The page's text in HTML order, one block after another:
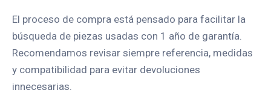
El proceso de compra está pensado para facilitar la
búsqueda de piezas usadas con 1 año de garantía.
Recomendamos revisar siempre referencia, medidas
y compatibilidad para evitar devoluciones
innecesarias.